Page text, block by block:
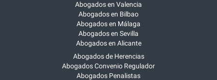
Abogados en Valencia
Abogados en Bilbao
Abogados en Málaga
Abogados en Sevilla
Abogados en Alicante
Abogados de Herencias
Abogados Convenio Regulador
Abogados Penalistas